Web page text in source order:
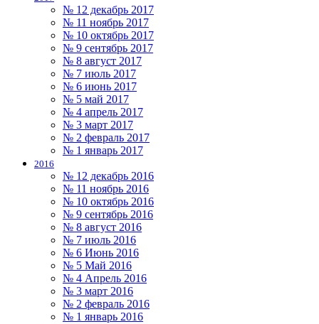
№ 12 декабрь 2017
№ 11 ноябрь 2017
№ 10 октябрь 2017
№ 9 сентябрь 2017
№ 8 август 2017
№ 7 июль 2017
№ 6 июнь 2017
№ 5 май 2017
№ 4 апрель 2017
№ 3 март 2017
№ 2 февраль 2017
№ 1 январь 2017
2016
№ 12 декабрь 2016
№ 11 ноябрь 2016
№ 10 октябрь 2016
№ 9 сентябрь 2016
№ 8 август 2016
№ 7 июль 2016
№ 6 Июнь 2016
№ 5 Май 2016
№ 4 Апрель 2016
№ 3 март 2016
№ 2 февраль 2016
№ 1 январь 2016